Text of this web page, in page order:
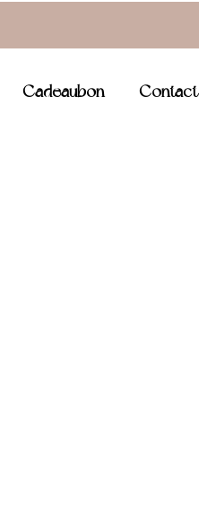
Cadeaubon Contact